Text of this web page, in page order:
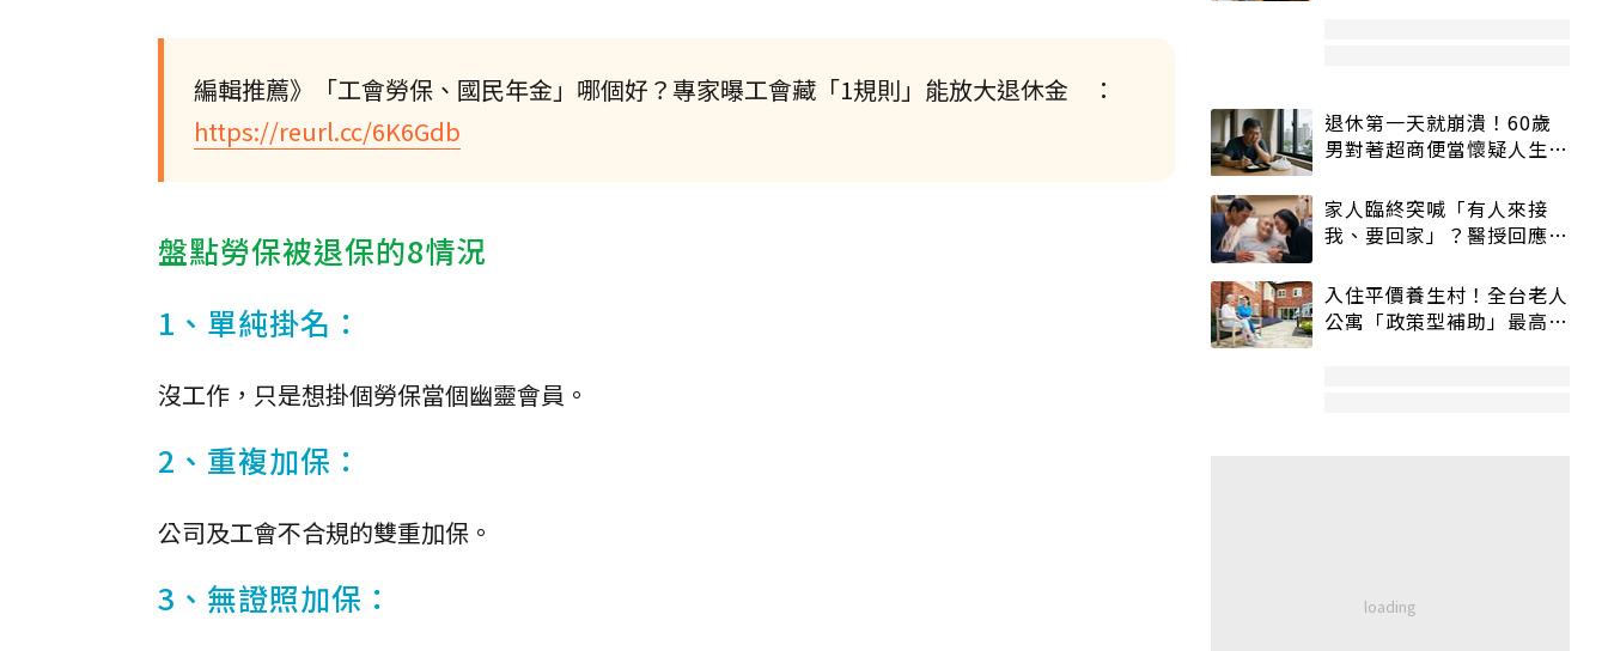
編輯推薦》「工會勞保、國民年金」哪個好？專家曝工會藏「1規則」能放大退休金 ：
https://reurl.cc/6K6Gdb
盤點勞保被退保的8情況
1、單純掛名：
沒工作，只是想掛個勞保當個幽靈會員。
2、重複加保：
公司及工會不合規的雙重加保。
3、無證照加保：
退休第一天就崩潰！60歲
男對著超商便當懷疑人生
家人臨終突喊「有人來接
我、要回家」？醫授回應方
入住平價養生村！全台老人
公寓「政策型補助」最高打